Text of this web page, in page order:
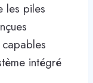
les piles
intégré